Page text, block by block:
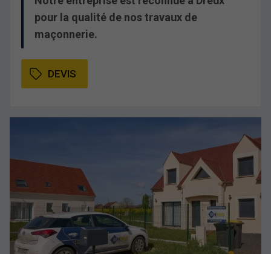
pour la qualité de nos travaux de
maçonnerie.
DEVIS